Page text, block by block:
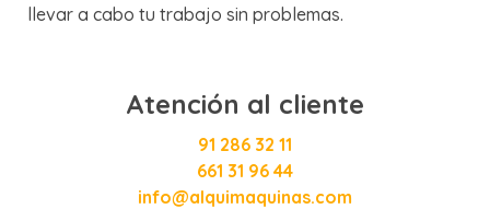
llevar a cabo tu trabajo sin problemas.
Atención al cliente
91 286 32 11
661 31 96 44
info@alquimaquinas.com